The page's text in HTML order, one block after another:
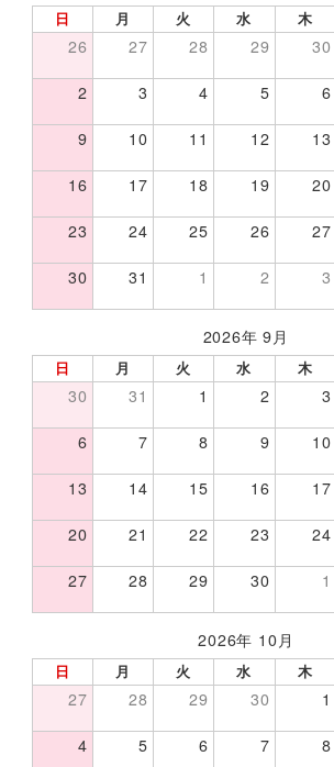
日 月 火 水 木
26 27 28 29 30
2 3 4 5 6
9 10 11 12 13
16 17 18 19 20
23 24 25 26 27
30 31 1 2 3
2026年 9月
日 月 火 水 木
30 31 1 2 3
6 7 8 9 10
13 14 15 16 17
20 21 22 23 24
27 28 29 30 1
2026年 10月
日 月 火 水 木
27 28 29 30 1
4 5 6 7 8